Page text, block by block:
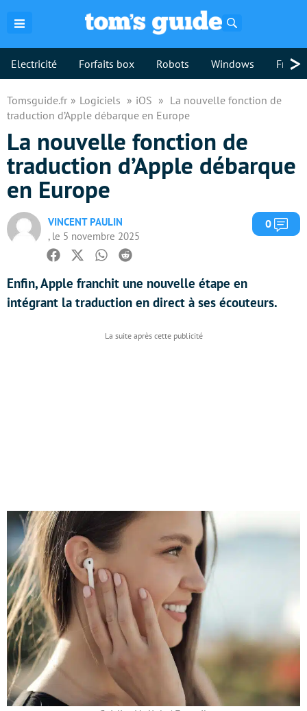
Electricité Forfaits box Robots Windows >
Tomsguide.fr Logiciels iOS
La nouvelle fonction de
traduction d’Apple débarque en Europe
La nouvelle fonction de
traduction d’Apple débarque
en Europe
VINCENT PAULIN
, le 5 novembre 2025
0
Facebook
TwitterWhatsapp
Reddit
Enfin, Apple franchit une nouvelle étape en
intégrant la traduction en direct à ses écouteurs.